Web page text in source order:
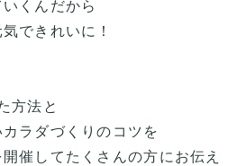
くんだから
できれいに！
方法と
ラダづくりのコツを
催してたくさんの方にお伝え